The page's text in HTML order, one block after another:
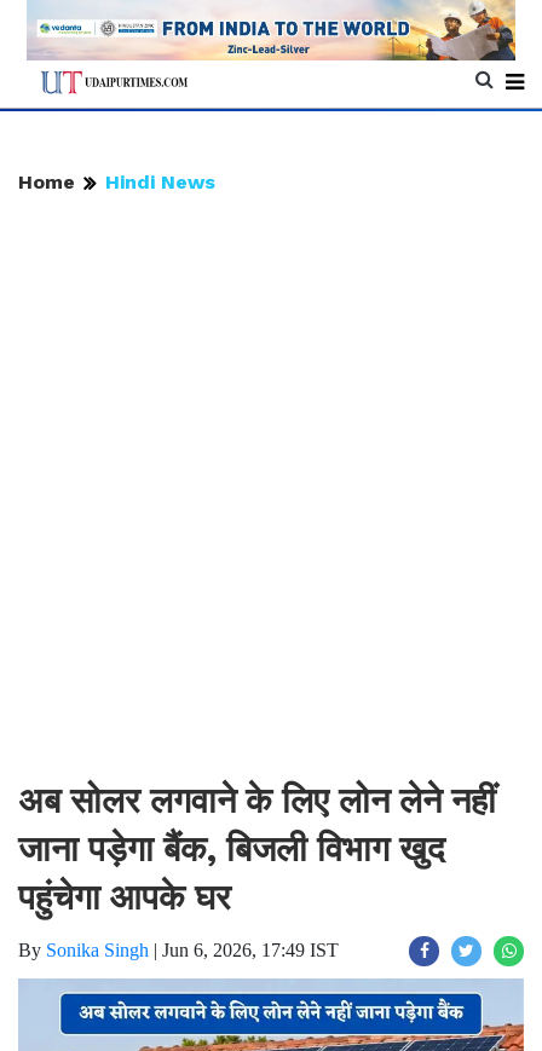
Home Hindi News
अब सोलर लगवाने के लिए लोन लेने नहीं
जाना पड़ेगा बैंक, बिजली विभाग खुद
पहुंचेगा आपके घर
By Sonika Singh | Jun 6, 2026, 17:49 IST